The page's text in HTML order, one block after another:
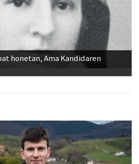
honetan, Ama Kandidaren